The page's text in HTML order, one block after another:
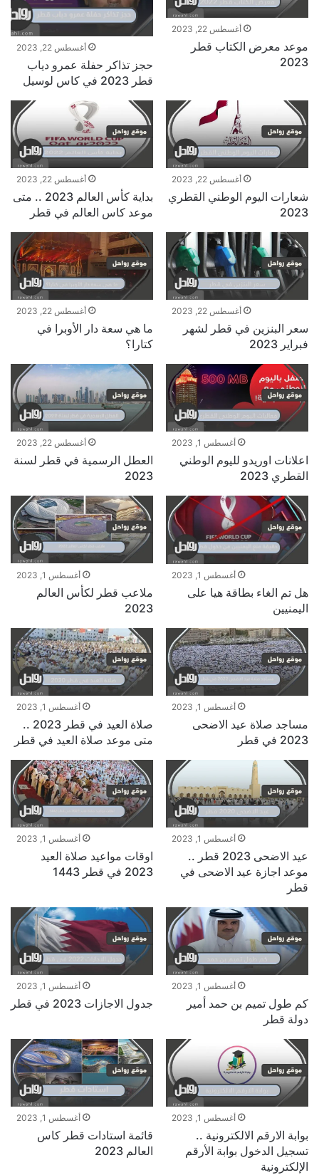
أغسطس 22, 2023
حجز تذاكر حفلة عمرو دياب
قطر 2023 في كاس لوسيل
أغسطس 22, 2023
موعد معرض الكتاب قطر
2023
أغسطس 22, 2023
بداية كأس العالم 2023 .. متى
موعد كاس العالم في قطر
أغسطس 22, 2023
شعارات اليوم الوطني القطري
2023
أغسطس 22, 2023
ما هي سعة دار الأوبرا في
كتارا؟
أغسطس 22, 2023
سعر البنزين في قطر لشهر
فبراير 2023
أغسطس 22, 2023
العطل الرسمية في قطر لسنة
2023
أغسطس 1, 2023
اعلانات اوريدو لليوم الوطني
القطري 2023
أغسطس 1, 2023
ملاعب قطر لكأس العالم
2023
أغسطس 1, 2023
هل تم الغاء بطاقة هيا على
اليمنيين
أغسطس 1, 2023
صلاة العيد في قطر 2023 ..
متى موعد صلاة العيد في قطر
أغسطس 1, 2023
مساجد صلاة عيد الاضحى
2023 في قطر
أغسطس 1, 2023
اوقات مواعيد صلاة العيد
2023 في قطر 1443
أغسطس 1, 2023
عيد الاضحى 2023 قطر ..
موعد اجازة عيد الاضحى في
قطر
أغسطس 1, 2023
جدول الاجازات 2023 في قطر
أغسطس 1, 2023
كم طول تميم بن حمد أمير
دولة قطر
أغسطس 1, 2023
قائمة استادات قطر كاس
العالم 2023
أغسطس 1, 2023
بوابة الارقم الالكترونية ..
تسجيل الدخول بوابة الأرقم
الإلكترونية